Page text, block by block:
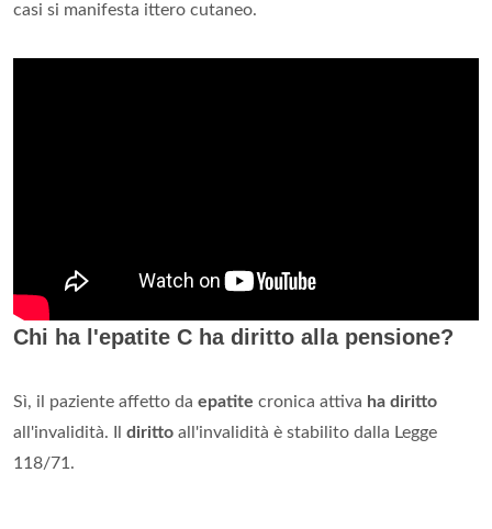
casi si manifesta ittero cutaneo.
Chi ha l'epatite C ha diritto alla pensione?
Sì, il paziente affetto da epatite cronica attiva ha diritto
all'invalidità. Il diritto all'invalidità è stabilito dalla Legge
118/71.